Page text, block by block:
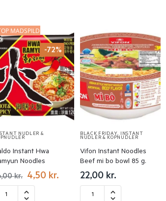
-72%
MADSPILD
NUDLER &
Instant Hwa
Noodles
kr. 4,50 kr.
BLACK FRIDAY, INSTANT
NUDLER & KOPNUDLER
Vifon Instant Noodles
Beef mi bo bowl 85 g.
22,00 kr.